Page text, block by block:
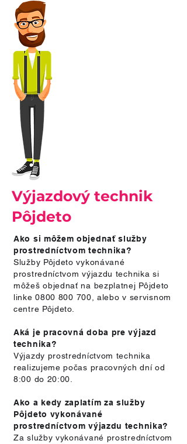
Výjazdový technik
Pôjdeto
Ako si môžem objednať služby
prostredníctvom technika?
Služby Pôjdeto vykonávané
prostredníctvom výjazdu technika si
môžeš objednať na bezplatnej Pôjdeto
linke0800 800 700 , alebo v servisnom
centre Pôjdeto.
Aká je pracovná doba pre výjazd
technika?
Výjazdy prostredníctvom technika
realizujeme počas pracovných dní od
8:00 do 20:00.
Ako a kedy zaplatím za služby
Pôjdeto vykonávané
prostredníctvom výjazdu technika?
Za služby vykonávané prostredníctvom